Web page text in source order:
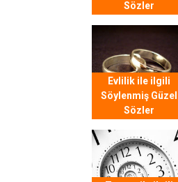
Sözler
Evlilik ile ilgili
Söylenmiş Güzel
Sözler